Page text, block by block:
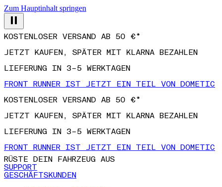
Zum Hauptinhalt springen
KOSTENLOSER VERSAND AB 50 €*
JETZT KAUFEN, SPÄTER MIT KLARNA BEZAHLEN
LIEFERUNG IN 3–5 WERKTAGEN
FRONT RUNNER IST JETZT EIN TEIL VON DOMETIC
KOSTENLOSER VERSAND AB 50 €*
JETZT KAUFEN, SPÄTER MIT KLARNA BEZAHLEN
LIEFERUNG IN 3–5 WERKTAGEN
FRONT RUNNER IST JETZT EIN TEIL VON DOMETIC
RÜSTE DEIN FAHRZEUG AUS
SUPPORT
GESCHÄFTSKUNDEN